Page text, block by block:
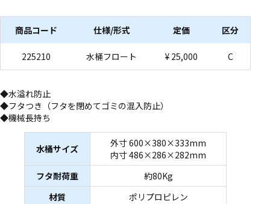
商品コード 仕様/形式 定価 区分
225210 水桶フロート ¥ 25,000 C
◆水溢れ防止
◆フタつき（フタを閉めてゴミの混入防止）
◆機械長持ち
水桶サイズ
外寸 600×380×333mm
内寸 486×286×282mm
フタ耐荷重
約80Kg
材質
ポリプロピレン